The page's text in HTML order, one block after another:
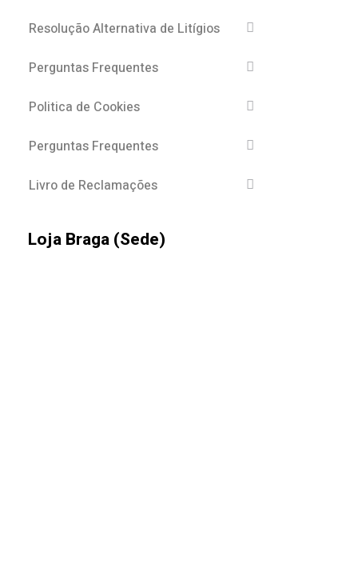
Resolução Alternativa de Litígios
Perguntas Frequentes
Politica de Cookies
Perguntas Frequentes
Livro de Reclamações
Loja Braga (Sede)